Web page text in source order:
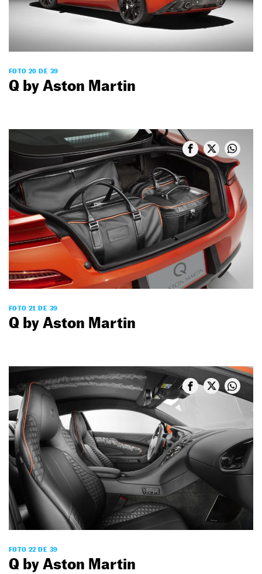
FOTO 20 DE 39
Q by Aston Martin
FOTO 21 DE 39
Q by Aston Martin
FOTO 22 DE 39
Q by Aston Martin